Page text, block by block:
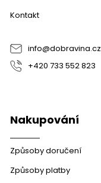
Kontakt
info@dobravina.cz
+420 733 552 823
Nakupování
Způsoby doručení
Způsoby platby